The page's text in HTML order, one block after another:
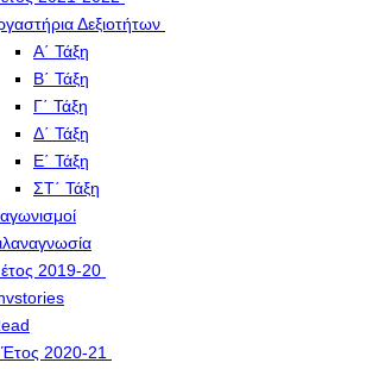
Δεξιοτήτων
Α΄ Τάξη
Β΄ Τάξη
Γ΄ Τάξη
Δ΄ Τάξη
Ε΄ Τάξη
ΣΤ΄ Τάξη
2019-20
Έτος 2020-21